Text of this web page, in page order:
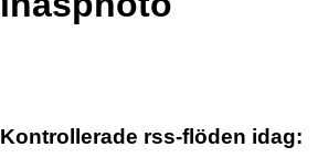
Kontrollerade rss-flöden idag: